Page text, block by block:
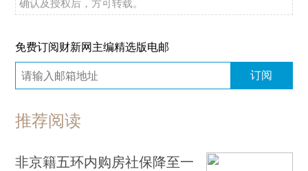
确认及授权后，方可转载。
免费订阅财新网主编精选版电邮
订阅
推荐阅读
非京籍五环内购房社保降至一